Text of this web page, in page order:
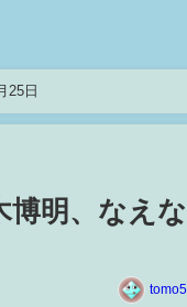
25日
明、なえな